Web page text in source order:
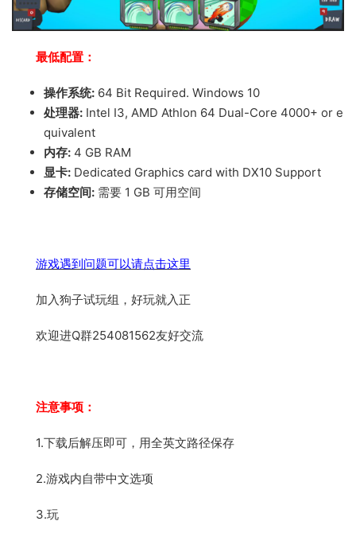
最低配置：
操作系统: 64 Bit Required. Windows 10
处理器: Intel I3, AMD Athlon 64 Dual-Core 4000+ or e
quivalent
内存: 4 GB RAM
显卡: Dedicated Graphics card with DX10 Support
存储空间: 需要 1 GB 可用空间
游戏遇到问题可以请点击这里
加入狗子试玩组，好玩就入正
欢迎进Q群254081562友好交流
注意事项：
1.下载后解压即可，用全英文路径保存
2.游戏内自带中文选项
3.玩